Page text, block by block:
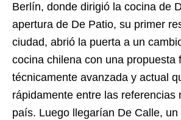
Berlín, donde dirigió la cocina de
apertura de De Patio, su primer
ciudad, abrió la puerta a un
cocina chilena con una propuesta
técnicamente avanzada y actual
rápidamente entre las referencias
país. Luego llegarían De Calle,